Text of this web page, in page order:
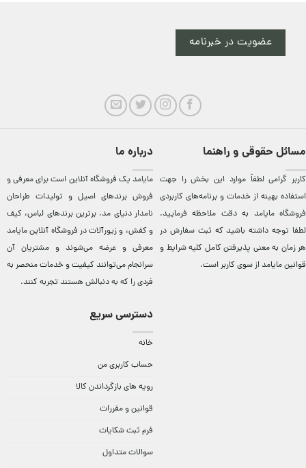
عضویت در خبرنامه
مسائل حقوقی و راهنما
کاربر گرامی لطفاً موارد این بخش را جهت
استفاده بهینه از خدمات و برنامه‌‏های کاربردی
فروشگاه مایامد به دقت ملاحظه فرمایید.
لطفا توجه داشته باشید که ثبت سفارش در
هر زمان به معنی پذیرفتن کامل کلیهشرایط و
قوانین مایامداز سوی کاربر است.
درباره ما
مایامد يک فروشگاه آنلاين است برای معرفی و
فروش برندهای اصيل و توليدات طراحان
نامدار دنيای مد. برترين‌ برندهای لباس، کيف
و کفش، و زيورآلات در فروشگاه آنلاين مایامد
معرفی و عرضه می‌شوند و مشتريان آن
سرانجام می‌توانند کيفيت و خدمات منحصر به
فردی را که به دنبالش هستند تجربه کنند.
دسترسی سریع
خانه
حساب کاربری من
رویه های بازگرداندن کالا
قوانین و مقررات
فرم ثبت شکایات
سوالات متداول